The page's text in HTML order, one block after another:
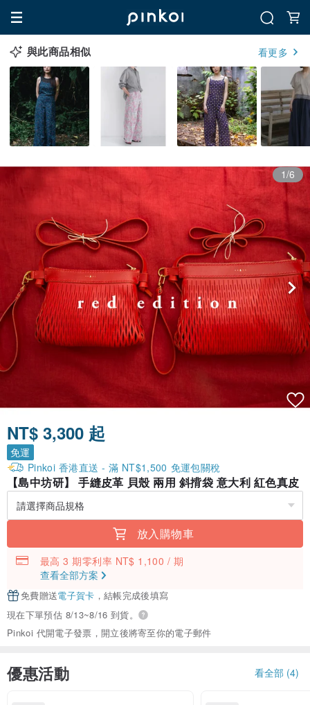
與此商品相似 看更多
1/6
NT$ 3,300 起
免運
Pinkoi 香港直送 - 滿 NT$1,500 免運包關稅
【島中坊研】 手縫皮革 貝殼 兩用 斜揹袋 意大利 紅色真皮
放入購物車
最高 3 期零利率 NT$ 1,100 / 期
查看全部方案
免費贈送電子賀卡 ，結帳完成後填寫
現在下單預估 8/13~8/16 到貨。
Pinkoi 代開電子發票，開立後將寄至你的電子郵件
優惠活動 看全部 (4)